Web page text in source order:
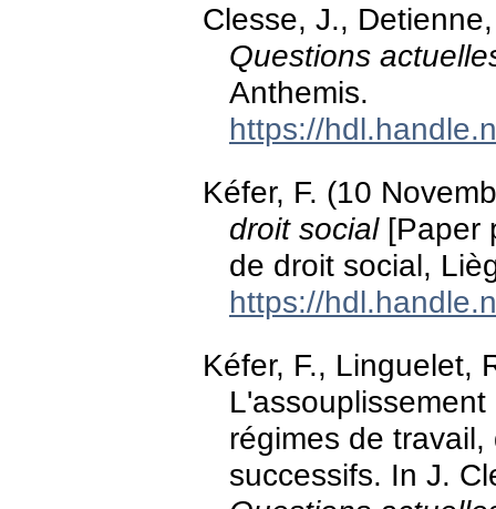
Clesse, J.,
Questions
Anthemis.
https://
Kéfer, F. (10
droit social[Paper
de droit social,
https://
Kéfer, F., Linguelet,
régimes de
successifs. In J.